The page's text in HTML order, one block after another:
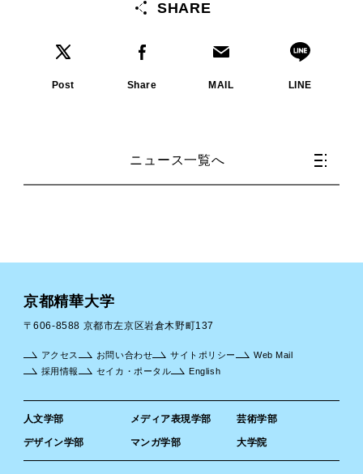
SHARE
Post Share MAIL LINE
ニュース一覧へ
京都精華大学
〒606-8588 京都市左京区岩倉木野町137
人文学部 メディア表現学部 芸術学部
デザイン学部 マンガ学部 大学院
アクセス お問い合わせ サイトポリシー
Web Mail
採用情報
セイカ・ポータル English